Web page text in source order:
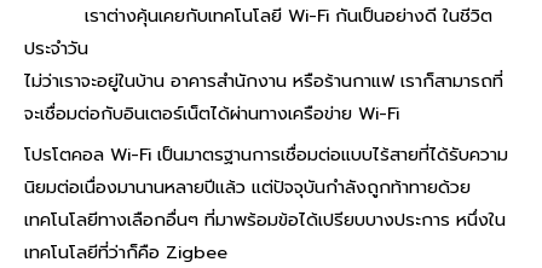
เราต่างคุ้นเคยกับเทคโนโลยี Wi-Fi กันเป็นอย่างดี ในชีวิต
ประจำวัน
ไม่ว่าเราจะอยู่ในบ้าน อาคารสำนักงาน หรือร้านกาแฟ เราก็สามารถที่
จะเชื่อมต่อกับอินเตอร์เน็ตได้ผ่านทางเครือข่าย Wi-Fi
โปรโตคอล Wi-Fi เป็นมาตรฐานการเชื่อมต่อแบบไร้สายที่ได้รับความ
นิยมต่อเนื่องมานานหลายปีแล้ว แต่ปัจจุบันกำลังถูกท้าทายด้วย
เทคโนโลยีทางเลือกอื่นๆ ที่มาพร้อมข้อได้เปรียบบางประการ หนึ่งใน
เทคโนโลยีที่ว่าก็คือ Zigbee